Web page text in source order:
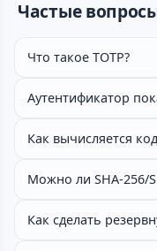
Частые
Что такое TOTP?
Аутентификатор
Как вычисляется
Можно ли SHA-256/
Как сделать